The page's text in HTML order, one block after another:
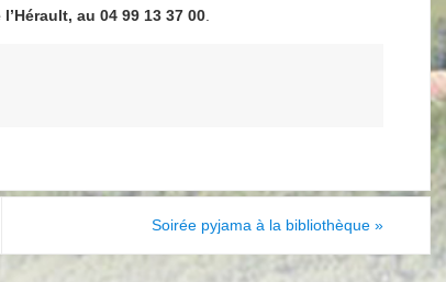
au 04 99 13 37 00
Soirée pyjama à la bibliothèque »